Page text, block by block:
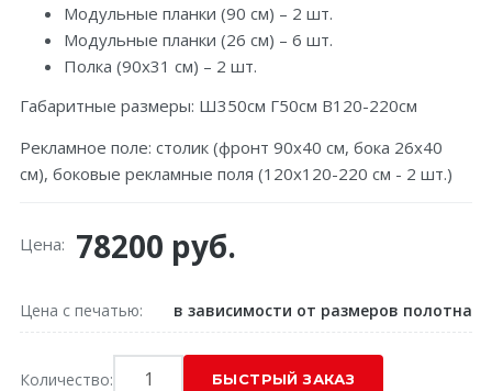
Модульные планки (90 см) – 2 шт.
Модульные планки (26 см) – 6 шт.
Полка (90х31 см) – 2 шт.
Габаритные размеры: Ш350см Г50см В120-220см
Рекламное поле: столик (фронт 90х40 см, бока 26х40
см), боковые рекламные поля (120х120-220 см - 2 шт.)
Цена: 78200 руб.
Цена с печатью в зависимости от размеров полотна
Количество: